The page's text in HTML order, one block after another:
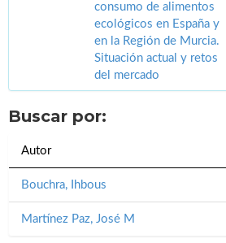
consumo de alimentos
ecológicos en España y
en la Región de Murcia.
Situación actual y retos
del mercado
Buscar por:
Autor
Bouchra, Ihbous
Martínez Paz, José M